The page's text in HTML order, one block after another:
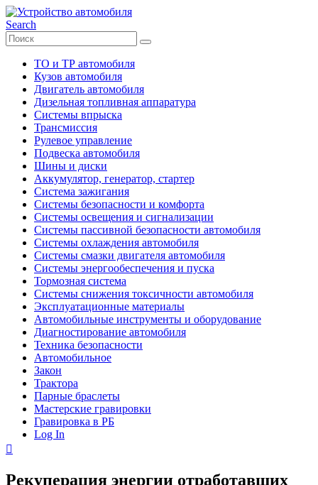
Search
ТО и ТР автомобиля
Кузов автомобиля
Двигатель автомобиля
Дизельная топливная аппаратура
Системы впрыска
Трансмиссия
Рулевое управление
Подвеска автомобиля
Шины и диски
Аккумулятор, генератор, стартер
Система зажигания
Системы безопасности и комфорта
Системы освещения и сигнализации
Системы пассивной безопасности автомобиля
Системы охлаждения автомобиля
Системы смазки двигателя автомобиля
Системы энергообеспечения и пуска
Тормозная система
Системы снижения токсичности автомобиля
Эксплуатационные материалы
Автомобильные инструменты и оборудование
Диагностирование автомобиля
Техника безопасности
Автомобильное
Закон
Трактора
Парные браслеты
Мастерские гравировки
Гравировка в РБ
Log In
Рекуперация энергии отработавших